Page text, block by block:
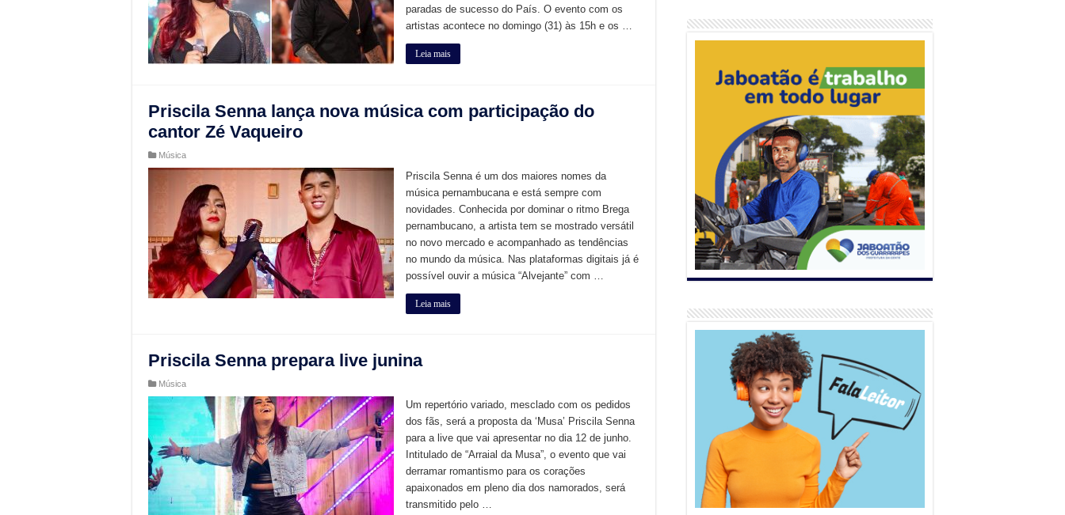
paradas de sucesso do País. O evento com os
artistas acontece no domingo (31) às 15h e os …
Leia mais
Priscila Senna lança nova música com participação do
cantor Zé Vaqueiro
Música
Priscila Senna é um dos maiores nomes da
música pernambucana e está sempre com
novidades. Conhecida por dominar o ritmo Brega
pernambucano, a artista tem se mostrado versátil
no novo mercado e acompanhado as tendências
no mundo da música. Nas plataformas digitais já é
possível ouvir a música “Alvejante” com …
Leia mais
Priscila Senna prepara live junina
Música
Um repertório variado, mesclado com os pedidos
dos fãs, será a proposta da ‘Musa’ Priscila Senna
para a live que vai apresentar no dia 12 de junho.
Intitulado de “Arraial da Musa”, o evento que vai
derramar romantismo para os corações
apaixonados em pleno dia dos namorados, será
transmitido pelo …